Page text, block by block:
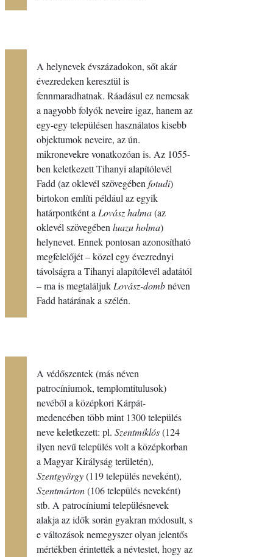
A helynevek évszázadokon, sőt akár
évezredeken keresztül is
fennmaradhatnak. Ráadásul ez nemcsak
a nagyobb folyók neveire igaz, hanem az
egy-egy településen használatos kisebb
objektumok neveire, az ún.
mikronevekre vonatkozóan is. Az 1055-
ben keletkezett Tihanyi alapítólevél
Fadd (az oklevél szövegében fotudi)
birtokon említi például az egyik
határpontként a Lovász halma(az
oklevél szövegében luazu holma)
helynevet. Ennek pontosan azonosítható
megfelelőjét – közel egy évezrednyi
távolságra a Tihanyi alapítólevél adatától
– ma is megtaláljuk Lovász-dombnéven
Fadd határának a szélén.
A védőszentek (más néven
patrocíniumok, templomtitulusok)
nevéből a középkori Kárpát-
medencében több mint 1300 település
neve keletkezett: pl. Szentmiklós(124
ilyen nevű település volt a középkorban
a Magyar Királyság területén),
Szentgyörgy(119 település neveként),
Szentmárton(106 település neveként)
stb. A patrocíniumi településnevek
alakja az idők során gyakran módosult, s
e változások nemegyszer olyan jelentős
mértékben érintették a névtestet, hogy az